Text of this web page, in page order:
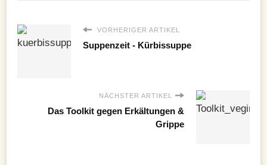
VORHERIGER ARTIKEL
Suppenzeit - Kürbissuppe
NÄCHSTER ARTIKEL
Das Toolkit gegen Erkältungen &
Grippe